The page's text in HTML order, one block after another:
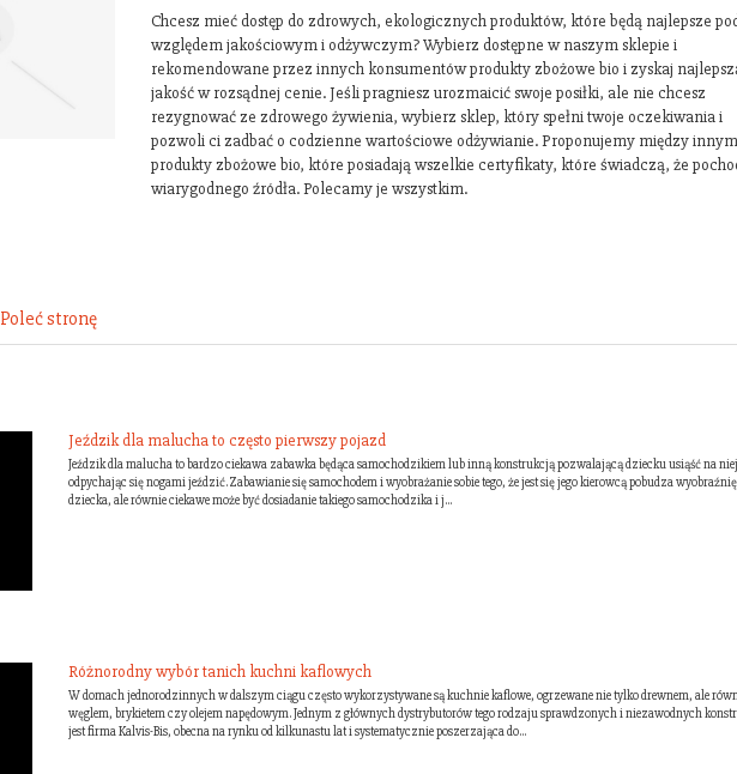
Chcesz mieć dostęp do zdrowych, ekologicznych produktów, które będą najlepsze
względem jakościowym i odżywczym? Wybierz dostępne w naszym sklepie i
rekomendowane przez innych konsumentów produkty zbożowe bio i zyskaj
jakość w rozsądnej cenie. Jeśli pragniesz urozmaicić swoje posiłki, ale nie chcesz
rezygnować ze zdrowego żywienia, wybierz sklep, który spełni twoje oczekiwania i
pozwoli ci zadbać o codzienne wartościowe odżywianie. Proponujemy między
produkty zbożowe bio, które posiadają wszelkie certyfikaty, które świadczą, że
wiarygodnego źródła. Polecamy je wszystkim.
Poleć stronę
Jeździk dla malucha to często pierwszy pojazd
Jeździk dla malucha to bardzo ciekawa zabawka będąca samochodzikiem lub inną konstrukcją pozwalającą dziecku usiąść na
odpychając się nogami jeździć. Zabawianie się samochodem i wyobrażanie sobie tego, że jest się jego kierowcą pobudza wyobraźnię
dziecka, ale równie ciekawe może być dosiadanie takiego samochodzika i j...
Różnorodny wybór tanich kuchni kaflowych
W domach jednorodzinnych w dalszym ciągu często wykorzystywane są kuchnie kaflowe, ogrzewane nie tylko drewnem, ale
węglem, brykietem czy olejem napędowym. Jednym z głównych dystrybutorów tego rodzaju sprawdzonych i niezawodnych
jest firma Kalvis-Bis, obecna na rynku od kilkunastu lat i systematycznie poszerzająca do...